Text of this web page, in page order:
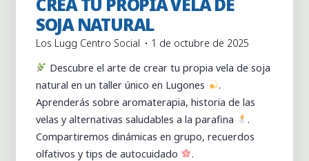
CREA TU PROPIA VELA DE
SOJA NATURAL
Los Lugg Centro Social
1 de octubre de 2025
Descubre el arte de crear tu propia vela de soja
natural en un taller único en Lugones
.
Aprenderás sobre aromaterapia, historia de las
velas y alternativas saludables a la parafina
.
Compartiremos dinámicas en grupo, recuerdos
olfativos y tips de autocuidado
.